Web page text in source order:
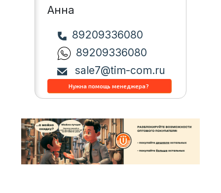
Анна
89209336080
89209336080
sale7@tim-com.ru